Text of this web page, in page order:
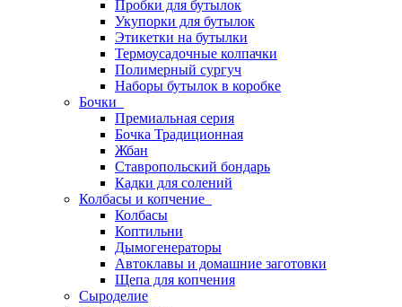
Пробки для бутылок
Укупорки для бутылок
Этикетки на бутылки
Термоусадочные колпачки
Полимерный сургуч
Наборы бутылок в коробке
Бочки
Премиальная серия
Бочка Традиционная
Жбан
Ставропольский бондарь
Кадки для солений
Колбасы и копчение
Колбасы
Коптильни
Дымогенераторы
Автоклавы и домашние заготовки
Щепа для копчения
Сыроделие